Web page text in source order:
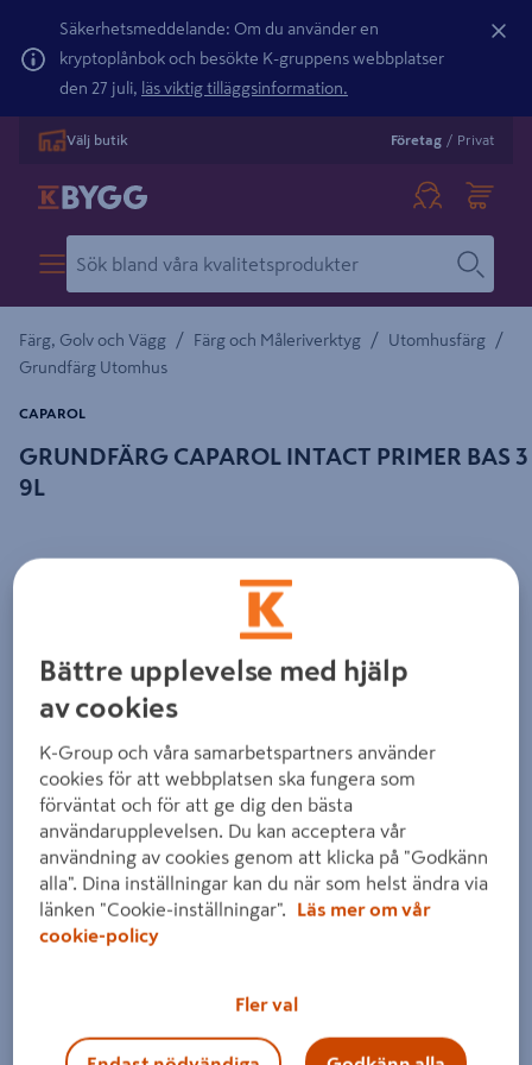
Säkerhetsmeddelande: Om du använder en
kryptoplånbok och besökte K-gruppens webbplatser
den 27 juli, läs viktig tilläggsinformation.
Välj butik Företag / Privat
Färg, Golv och Vägg / Färg och Måleriverktyg / Utomhusfärg /
Grundfärg Utomhus
GRUNDFÄRG CAPAROL INTACT PRIMER BAS 3
9L
CAPAROL
Bättre upplevelse med hjälp
av cookies
K-Group och våra samarbetspartners använder
cookies för att webbplatsen ska fungera som
förväntat och för att ge dig den bästa
användarupplevelsen. Du kan acceptera vår
användning av cookies genom att klicka på "Godkänn
alla". Dina inställningar kan du när som helst ändra via
länken "Cookie-inställningar".
Läs mer om vår
cookie-policy
Fler val